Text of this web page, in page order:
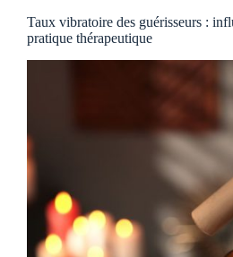
Taux vibratoire des guérisseurs :
pratique thérapeutique